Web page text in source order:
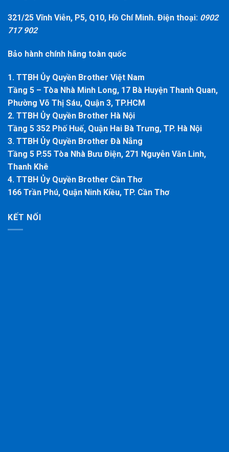
321/25 Vĩnh Viễn, P5, Q10, Hồ Chí Minh. Điện thoại: 0902
717 902
Bảo hành chính hãng toàn quốc
1. TTBH Ủy Quyền Brother Việt Nam
Tầng 5 – Tòa Nhà Minh Long, 17 Bà Huyện Thanh Quan,
Phường Võ Thị Sáu, Quận 3, TP.HCM
2. TTBH Ủy Quyền Brother Hà Nội
Tầng 5 352 Phố Huế, Quận Hai Bà Trưng, TP. Hà Nội
3. TTBH Ủy Quyền Brother Đà Nẵng
Tầng 5 P.55 Tòa Nhà Bưu Điện, 271 Nguyễn Văn Linh,
Thanh Khê
4. TTBH Ủy Quyền Brother Cần Thơ
166 Trần Phú, Quận Ninh Kiều, TP. Cần Thơ
KẾT NỐI